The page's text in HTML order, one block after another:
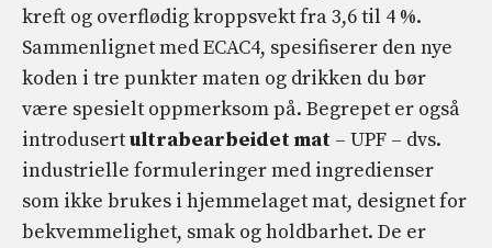
kreft og overflødig kroppsvekt fra 3,6 til 4 %.
Sammenlignet med ECAC4, spesifiserer den nye
koden i tre punkter maten og drikken du bør
være spesielt oppmerksom på. Begrepet er også
introdusertultrabearbeidet mat – UPF – dvs.
industrielle formuleringer med ingredienser
som ikke brukes i hjemmelaget mat, designet for
bekvemmelighet, smak og holdbarhet. De er